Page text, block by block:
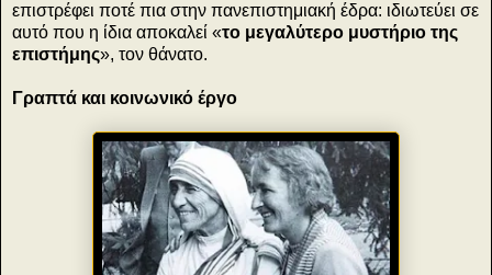
επιστρέφει ποτέ πια στην πανεπιστημιακή έδρα: ιδιωτεύει σε
αυτό που η ίδια αποκαλεί «το μεγαλύτερο μυστήριο της
επιστήμης», τον θάνατο.
Γραπτά και κοινωνικό έργο